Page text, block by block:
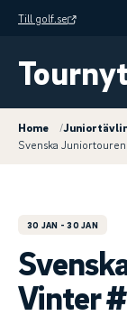
Till golf.se
Home /
Svenska
30 JAN - 30 JAN
Vinter